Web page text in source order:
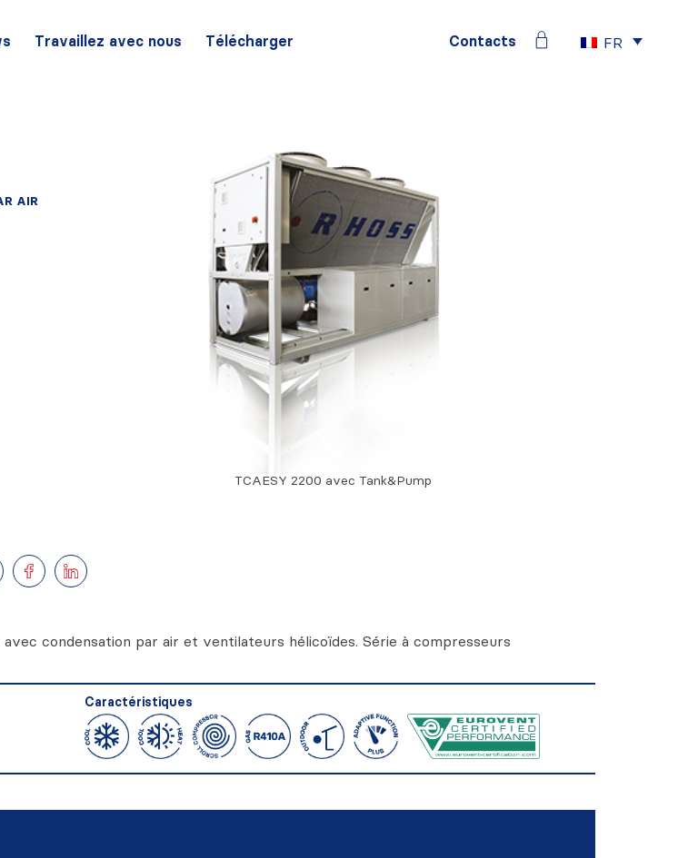
Travaillez avec nous Télécharger Contacts FR
AIR
TCAESY 2200 avec Tank&Pump
condensation par air et ventilateurs hélicoïdes. Série à compresseurs
Caractéristiques